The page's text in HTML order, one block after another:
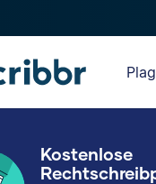
Kostenlose